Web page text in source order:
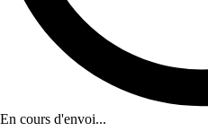
En cours d'envoi...